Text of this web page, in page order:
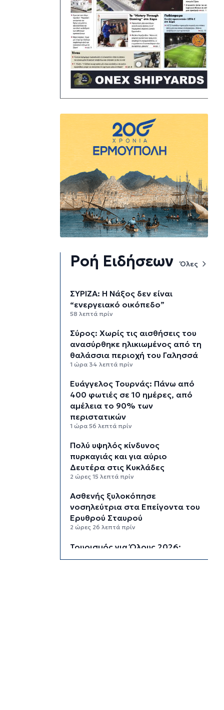
Ροή Ειδήσεων Όλες
ΣΥΡΙΖΑ: Η Νάξος δεν είναι
“ενεργειακό οικόπεδο”
58 λεπτά πρίν
Σύρος: Χωρίς τις αισθήσεις του
ανασύρθηκε ηλικιωμένος από τη
θαλάσσια περιοχή του Γαλησσά
1 ώρα 34 λεπτά πρίν
Ευάγγελος Τουρνάς: Πάνω από
400 φωτιές σε 10 ημέρες, από
αμέλεια το 90% των
περιστατικών
1 ώρα 56 λεπτά πρίν
Πολύ υψηλός κίνδυνος
πυρκαγιάς και για αύριο
Δευτέρα στις Κυκλάδες
2 ώρες 15 λεπτά πρίν
Ασθενής ξυλοκόπησε
νοσηλεύτρια στα Επείγοντα του
Ερυθρού Σταυρού
2 ώρες 26 λεπτά πρίν
Τουρισμός για Όλους 2026:
Σήμερα οι αιτήσεις για ΑΦΜ που